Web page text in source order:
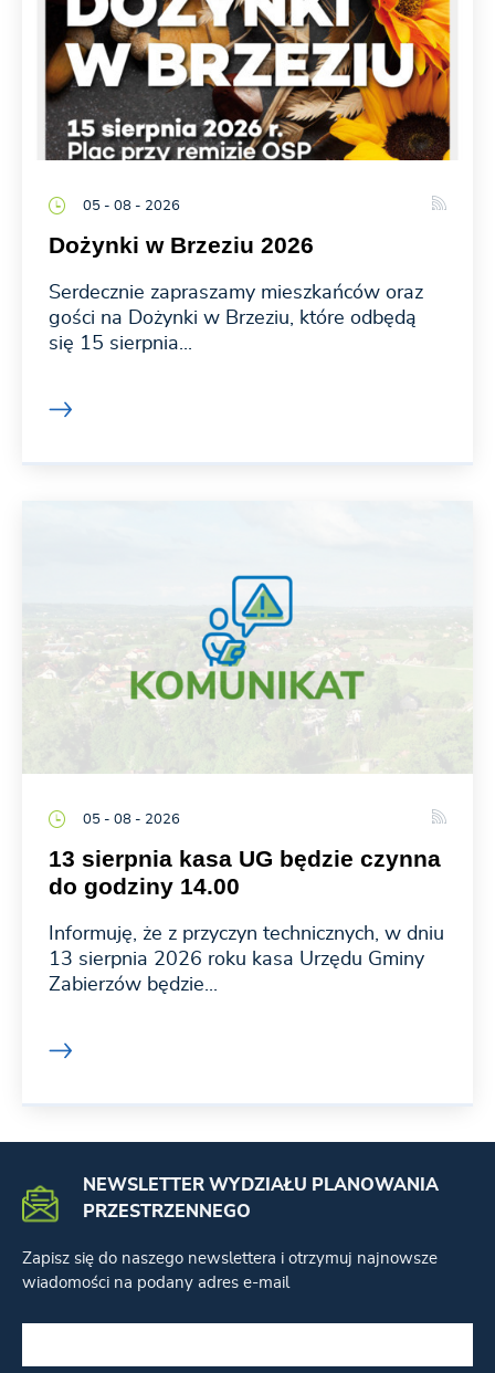
05 - 08 - 2026
Dożynki w Brzeziu 2026
Serdecznie zapraszamy mieszkańców oraz
gości na Dożynki w Brzeziu, które odbędą
się 15 sierpnia...
05 - 08 - 2026
13 sierpnia kasa UG będzie czynna
do godziny 14.00
Informuję, że z przyczyn technicznych, w dniu
13 sierpnia 2026 roku kasa Urzędu Gminy
Zabierzów będzie...
NEWSLETTER WYDZIAŁU PLANOWANIA
PRZESTRZENNEGO
Zapisz się do naszego newslettera i otrzymuj najnowsze
wiadomości na podany adres e-mail